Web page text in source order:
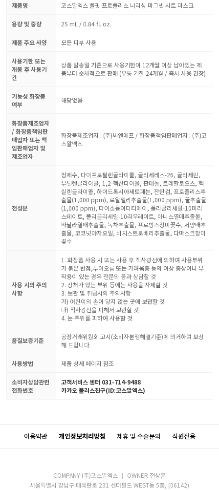
제품명 코스알엑스 풀핏 프로폴리스 너리싱 마그넷 시트 마스크
용량 및 중량 25 mL / 0.84 fl. oz.
제품 주요 사양 모든 피부 사용
사용기한 또는
개봉 후 사용기
간
상품 발송일 기준으로 사용기한이 12개월 이상 남아있는 제
품부터 순차적으로 판매 (유통 기한 24개월 / 즉시 사용 권장)
기능성 화장품
여부
해당없음
화장품제조업자
/ 화장품책임판
매업자 또는 책
임판매업자 및
제조업자
화장품제조업자 : (주)씨엔에프 / 화장품책임판매업자 : (주)코
스알엑스
전성분
정제수, 다이프로필렌글라이콜, 글리세레스-26, 글리세린,
부틸렌글라이콜, 1,2-헥산다이올, 판테놀, 트레할로오스, 헥
실렌글라이콜, 하이드록시아세토페논, 잔탄검, 프로폴리스추
출물(1,000 ppm), 로얄젤리추출물(1,000 ppm), 꿀추출물
(1,000 ppm), 다이소듐이디티에이, 폴리글리세릴-10미리
스테이트, 폴리글리세릴-10라우레이트, 아니스열매추출물,
바닐라열매추출물, 녹차추출물, 프로방스장미꽃수, 서양배추
출물, 코코넛야자오일, 비치스트로베리추출물, 다마스크장미
꽃수
사용 시의 주의
사항
1. 화장품 사용 시 또는 사용 후 직사광선에 의하여 사용부위
가 붉은 반점,부어오름 또는 가려움증 등의 이상 증상이나 부
작용이 있는 경우 전문의 등과 상담할 것
2. 상처가 있는 부위 등에는 사용을 자제할 것
3. 보관 및 취급시의 주의사항
가) 어린이의 손이 닿지 않는 곳에 보관할 것
나) 직사광선을 피해서 보관할 것
4. 눈 주위를 피하여 사용할 것
품질보증기준
공정거래위원회 고시(소비자분쟁해결기준)에 의거하여 보상
해 드립니다.
사용방법 제품 상세 페이지 참조
소비자상담관련
전화번호
고객서비스 센터 031-714-9488
카카오 플러스친구(ID:코스알엑스)
이용약관 개인정보처리방침 제휴 및 수출문의 직원전용
COMPANY (주)코스알엑스
OWNER 전상훈
서울특별시 강남구 테헤란로 231 센터필드 WEST동 5층, (06142)